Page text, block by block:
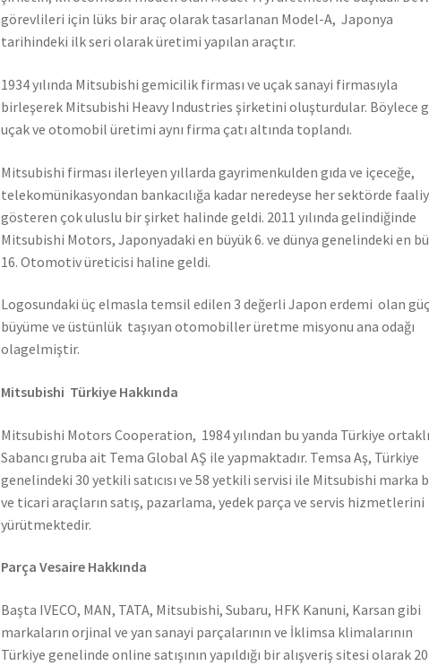
görevlileri için lüks bir araç olarak tasarlanan Model-A, Japonya
tarihindeki ilk seri olarak üretimi yapılan araçtır.
1934 yılında Mitsubishi gemicilik firması ve uçak sanayi firmasıyla
birleşerek Mitsubishi Heavy Industries şirketini oluşturdular. Böylece
uçak ve otomobil üretimi aynı firma çatı altında toplandı.
Mitsubishi firması ilerleyen yıllarda gayrimenkulden gıda ve içeceğe,
telekomünikasyondan bankacılığa kadar neredeyse her sektörde
gösteren çok uluslu bir şirket halinde geldi. 2011 yılında gelindiğinde
Mitsubishi Motors, Japonyadaki en büyük 6. ve dünya genelindeki en
16. Otomotiv üreticisi haline geldi.
Logosundaki üç elmasla temsil edilen 3 değerli Japon erdemi olan
büyüme ve üstünlük taşıyan otomobiller üretme misyonu ana odağı
olagelmiştir.
Mitsubishi Türkiye Hakkında
Mitsubishi Motors Cooperation, 1984 yılından bu yanda Türkiye
Sabancı gruba ait Tema Global AŞ ile yapmaktadır. Temsa Aş, Türkiye
genelindeki 30 yetkili satıcısı ve 58 yetkili servisi ile Mitsubishi marka
ve ticari araçların satış, pazarlama, yedek parça ve servis hizmetlerini
yürütmektedir.
Parça Vesaire Hakkında
Başta IVECO, MAN, TATA, Mitsubishi, Subaru, HFK Kanuni, Karsan gibi
markaların orjinal ve yan sanayi parçalarının ve İklimsa klimalarının
Türkiye genelinde online satışının yapıldığı bir alışveriş sitesi olarak